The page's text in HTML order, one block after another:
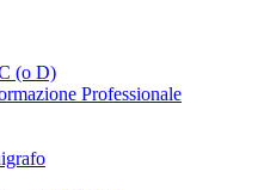
(o D)
Professionale